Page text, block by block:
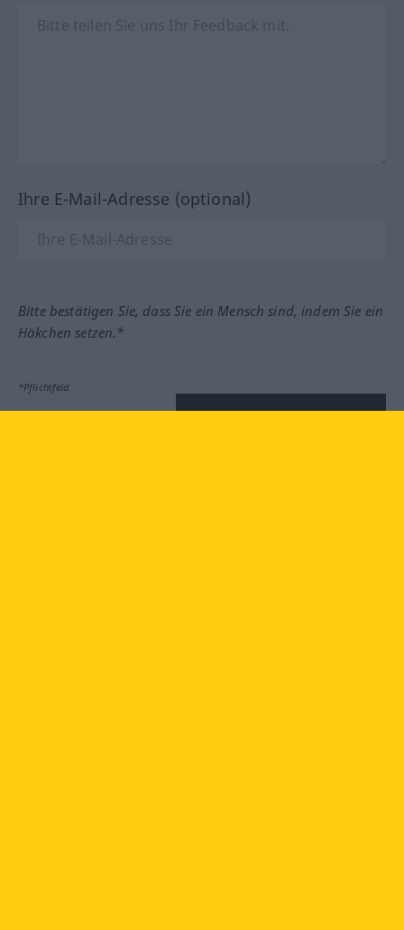
Ihre E-Mail-Adresse (optional)
Bitte bestätigen Sie, dass Sie ein Mensch sind, indem Sie ein
Häkchen setzen.*
*Pflichtfeld
Feedback absenden